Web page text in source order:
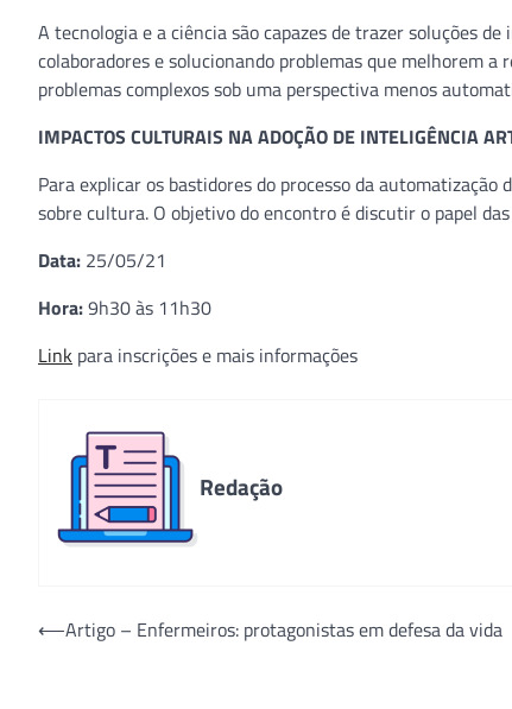
A tecnologia e a ciência são capazes de trazer soluções
colaboradores e solucionando problemas que melhorem
problemas complexos sob uma perspectiva menos
IMPACTOS CULTURAIS NA ADOÇÃO DE INTELIGÊNCIA
Para explicar os bastidores do processo da
sobre cultura. O objetivo do encontro é discutir o papel
Data: 25/05/21
Hora:9h30 às 11h30
Link para inscrições e mais informações
Redação
Navegação
⟵Artigo – Enfermeiros: protagonistas em defesa da vida